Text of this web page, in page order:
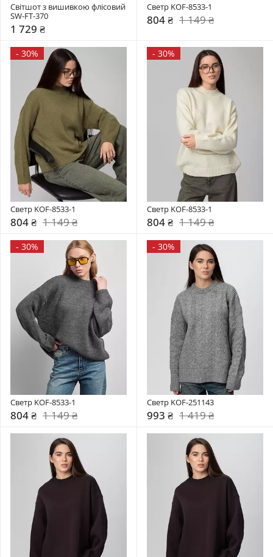
Світшот з вишивкою флісовий
SW-FT-370
1 729 ₴
Светр KOF-8533-1
804 ₴ 1 149 ₴
- 30%
Светр KOF-8533-1
804 ₴ 1 149 ₴
- 30%
Светр KOF-8533-1
804 ₴ 1 149 ₴
- 30%
Светр KOF-8533-1
804 ₴ 1 149 ₴
- 30%
Светр KOF-251143
993 ₴ 1 419 ₴